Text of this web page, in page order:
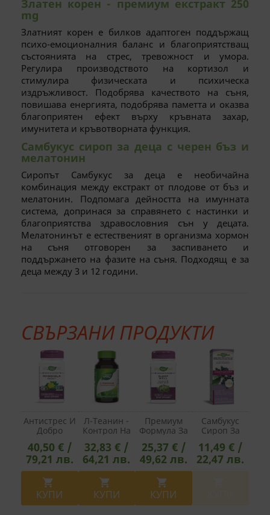
Златен корен - премиум екстракт 250
mg
Златният корен е билков адаптоген поддържащ
психо-емоционалния баланс и благоприятстващ
състоянията на стрес, тревожност и умора.
Регулира производството на кортизол и
стимулира физическата и психическа
издръжливост. Подобрява качеството на съня,
повишава енергията, подобрява паметта и оказва
благоприятен ефект върху кръвната захар,
имунитета и кръвотворната функция.
Самбукус сироп за деца с черен бъз и
мелатонин
Сиропът Самбукус за деца е необичайна
комбинация между екстракт от плодове от бъз и
мелатонин. Подпомага дейността на имунната
система, допринася за справянето с настинки и
благоприятства здравословния сън у децата.
Мелатонинът е естественият в организма хормон
на съня отговорен за заспиването и
поддържането на фазите на съня. Подходящ е за
деца между 3 и 12 години.
СВЪРЗАНИ ПРОДУКТИ
Антистрес И
Добро
Настроение -
Златен
Корен -
Премиум
Екстракт 250
Mg, 60
Капсули
40,50 € /
79,21 лв.

КУПИ
Л-Теанин -
Контрол На
Фокус И
Добър Сън,
60 Капсули
32,83 € /
64,21 лв.

КУПИ
Премиум
Формула За
Добър Сън И
Релаксация -
Sleep Well - С
Валериана,
Маточина И
Витамин В2,
50 Таблетки
25,37 € /
49,62 лв.

КУПИ
Самбукус
Сироп За
Черен Бъз И
Мелатонин,
11,49 € /
22,47 лв.
ФУНКЦИОНАЛНИ
НЕКЛАСИФИЦИРАНИ